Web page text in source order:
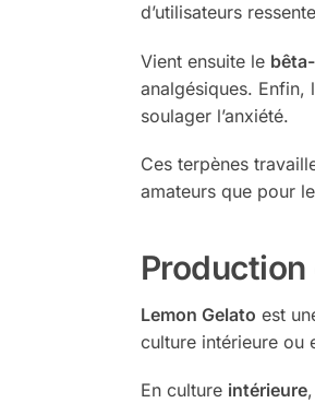
d’utilisateurs
Vient ensuite le
analgésiques. Enfin,
soulager l’anxiété.
Ces terpènes
amateurs que pour
Lemon Gelato est
culture intérieure ou
En culture intérieure